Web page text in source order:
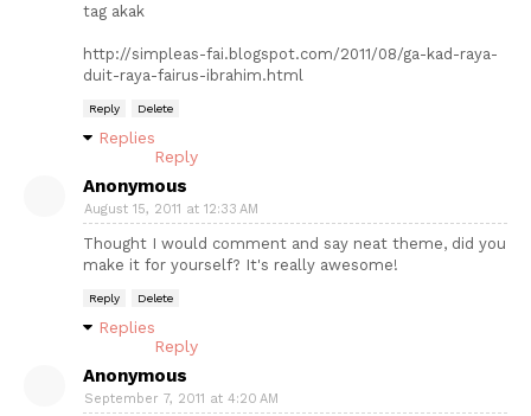
tag akak
http://simpleas-fai.blogspot.com/2011/08/ga-kad-raya-
duit-raya-fairus-ibrahim.html
Reply Delete
Replies
Reply
Anonymous
August 15, 2011 at 12:33 AM
Thought I would comment and say neat theme, did you
make it for yourself? It's really awesome!
Reply Delete
Replies
Reply
Anonymous
September 7, 2011 at 4:20 AM